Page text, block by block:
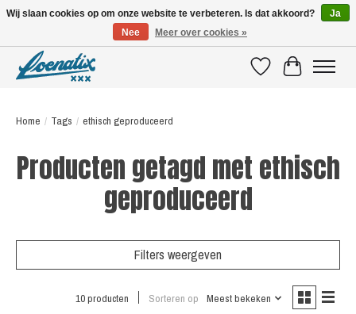
VerlanglijstWinkelwagen
Home / Tags / ethisch geproduceerd
Producten getagd met ethisch
geproduceerd
Filters weergeven
10 producten Sorteren op Meest bekeken
Wij slaan cookies op om onze website te verbeteren. Is dat akkoord?
Ja
Nee
Meer over cookies »